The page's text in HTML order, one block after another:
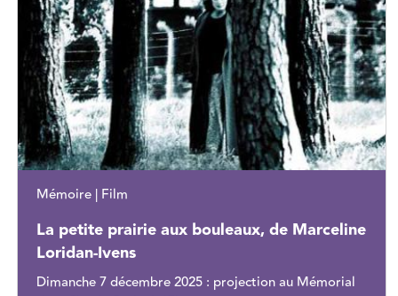
Mémoire | Film
La petite prairie aux bouleaux, de Marceline
Loridan-Ivens
Dimanche 7 décembre 2025 : projection au Mémorial